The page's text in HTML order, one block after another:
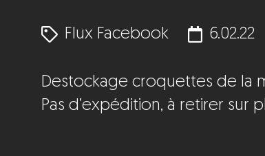
Flux Facebook 6.02.22
Destockage croquettes de la
Pas d’expédition, à retirer sur